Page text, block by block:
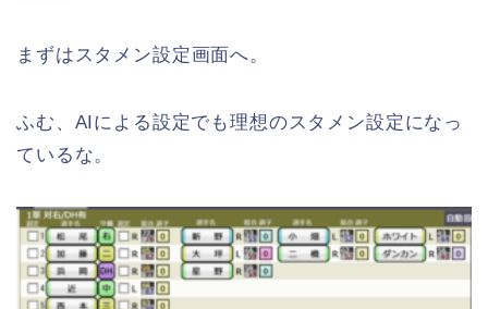
まずはスタメン設定画面へ。
ふむ、AIによる設定でも理想のスタメン設定になっ
ているな。